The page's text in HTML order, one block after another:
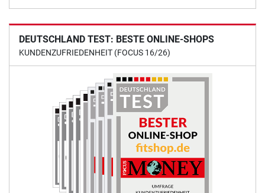
DEUTSCHLAND TEST: BESTE ONLINE-SHOPS
KUNDENZUFRIEDENHEIT (FOCUS 16/26)